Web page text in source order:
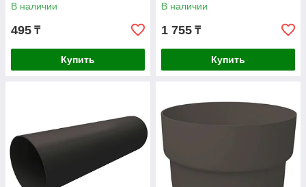
В наличии
495 ₸
Купить
В наличии
1 755 ₸
Купить